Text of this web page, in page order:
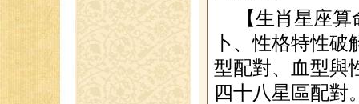
【生肖星座
卜、性格特性
型配對、血型與
四十八星區配對